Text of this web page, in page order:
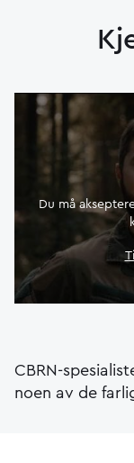
Du må
CBRN-
noen av de